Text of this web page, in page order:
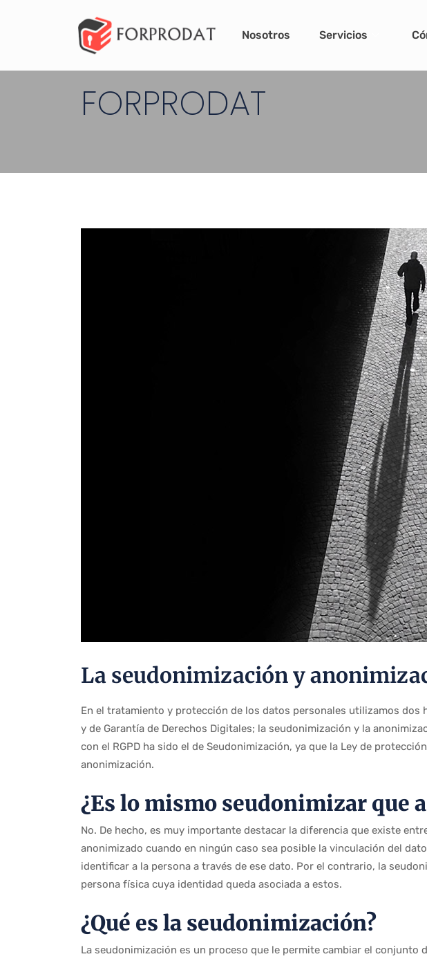
info@forprodat.es
Nosotros Servicios
FORPRODAT
La seudonimización y
En el tratamiento y protección de los datos personales utilizamos dos
y de Garantía de Derechos Digitales; la seudonimización y la
con el RGPD ha sido el de Seudonimización, ya que la Ley de
anonimización.
¿Es lo mismo seudonimizar que
No. De hecho, es muy importante destacar la diferencia que existe
anonimizado cuando en ningún caso sea posible la vinculación del
identificar a la persona a través de ese dato. Por el contrario, la
persona física cuya identidad queda asociada a estos.
¿Qué es la seudonimización?
La seudonimización es un proceso que le permite cambiar el